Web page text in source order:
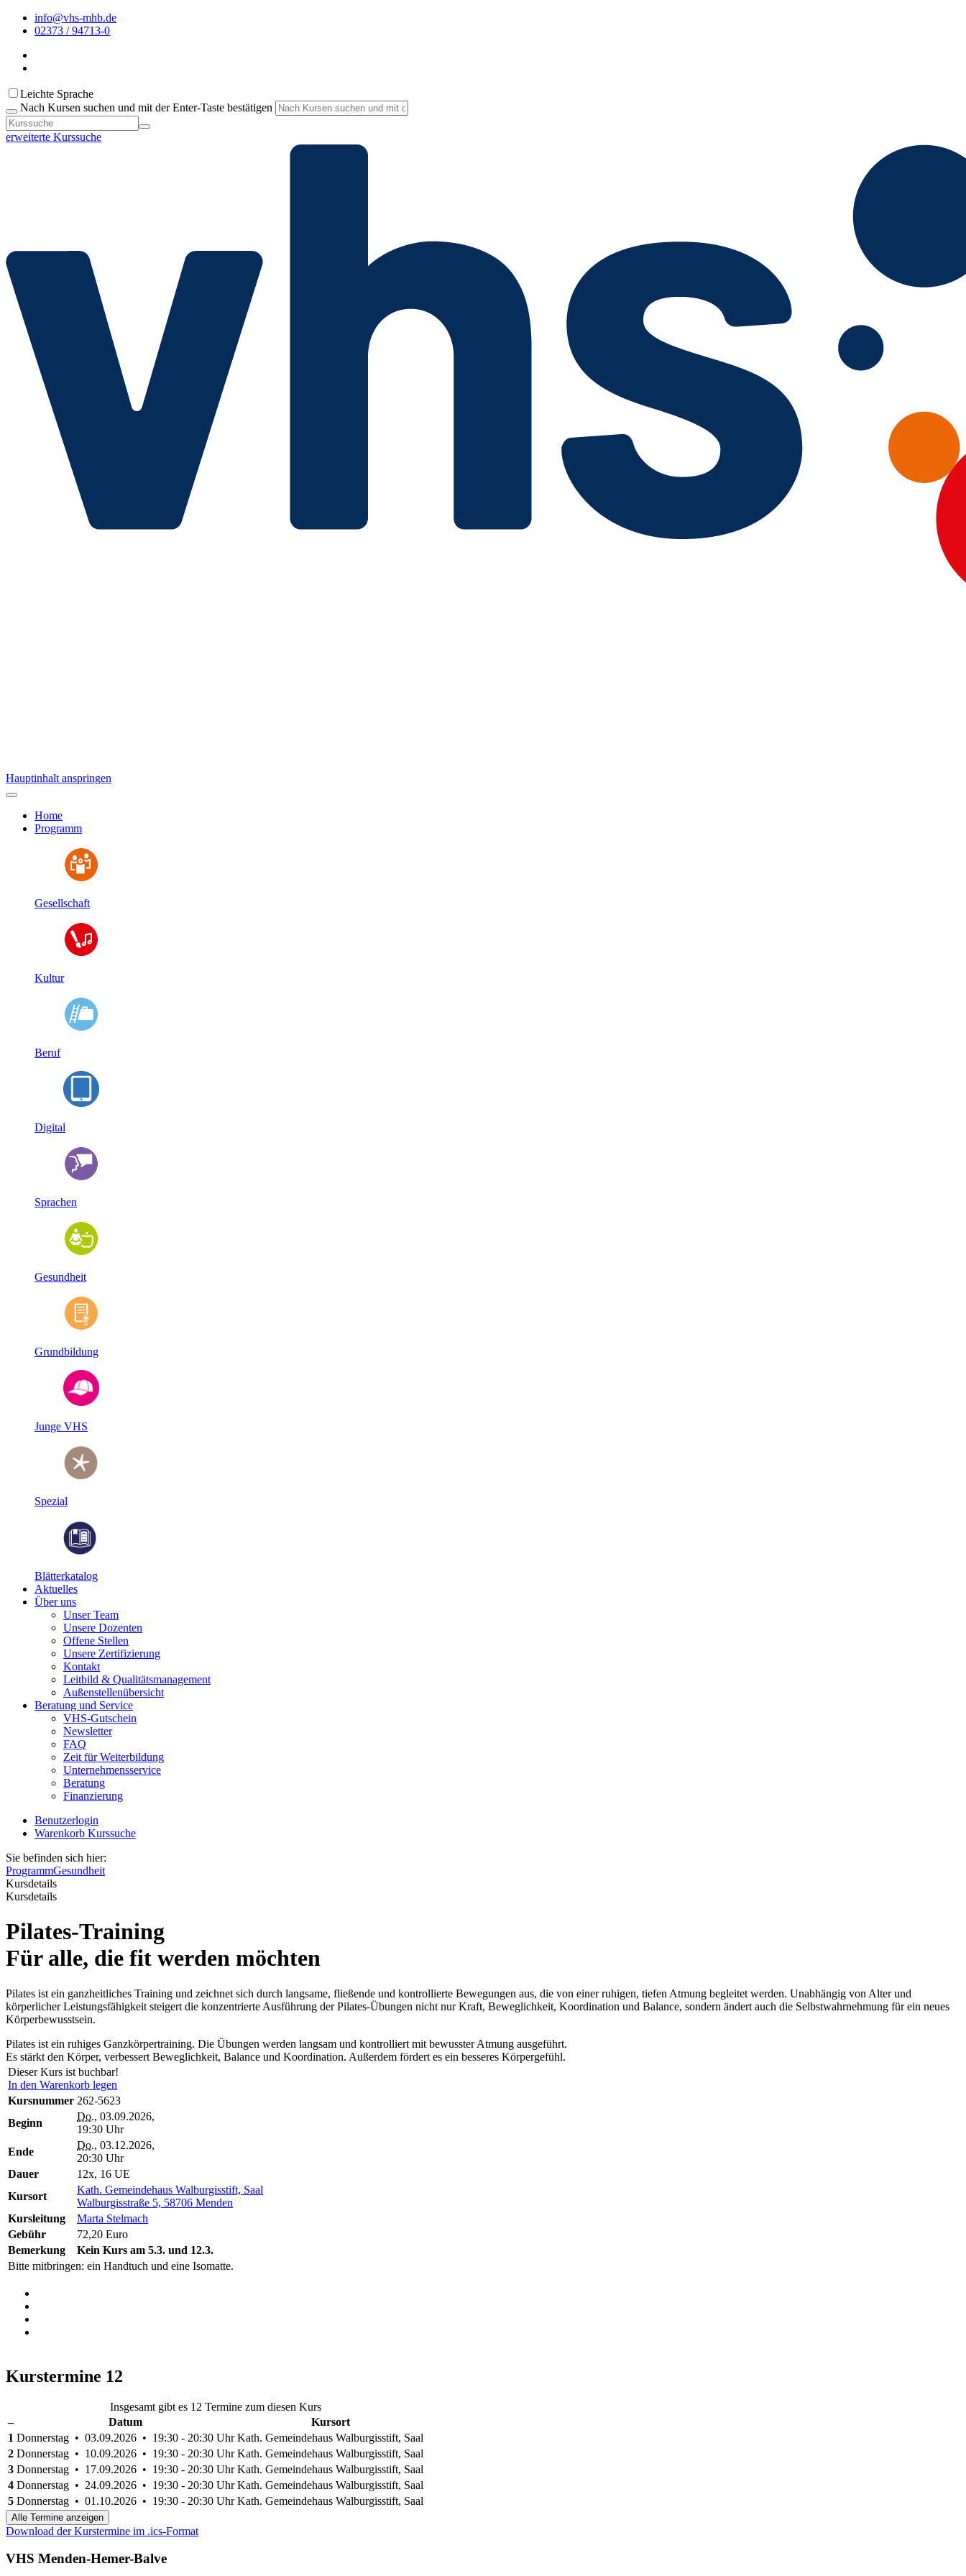
info@vhs-mhb.de
02373 / 94713-0
Leichte Sprache
Nach Kursen suchen und mit der Enter-Taste bestätigen
erweiterte Kurssuche
Hauptinhalt anspringen
Home
Programm
Gesellschaft
Kultur
Beruf
Digital
Sprachen
Gesundheit
Grundbildung
Junge VHS
Spezial
Blätterkatalog
Aktuelles
Über uns
Unser Team
Unsere Dozenten
Offene Stellen
Unsere Zertifizierung
Kontakt
Leitbild & Qualitätsmanagement
Außenstellenübersicht
Beratung und Service
VHS-Gutschein
Newsletter
FAQ
Zeit für Weiterbildung
Unternehmensservice
Beratung
Finanzierung
Benutzerlogin
Warenkorb Kurssuche
Sie befinden sich hier:
ProgrammGesundheit
Kursdetails
Kursdetails
Pilates-Training
Für alle, die fit werden möchten
Pilates ist ein ganzheitliches Training und zeichnet sich durch langsame, fließende und kontrollierte Bewegungen aus, die von einer ruhigen, tiefen Atmung begleitet werden. Unabhängig von Alter und
körperlicher Leistungsfähigkeit steigert die konzentrierte Ausführung der Pilates-Übungen nicht nur Kraft, Beweglichkeit, Koordination und Balance, sondern ändert auch die Selbstwahrnehmung für ein neues
Körperbewusstsein.
Pilates ist ein ruhiges Ganzkörpertraining. Die Übungen werden langsam und kontrolliert mit bewusster Atmung ausgeführt.
Es stärkt den Körper, verbessert Beweglichkeit, Balance und Koordination. Außerdem fördert es ein besseres Körpergefühl.
Dieser Kurs ist buchbar!
In den Warenkorb legen
Kursnummer 262-5623
Beginn
Do., 03.09.2026,
19:30 Uhr
Ende
Do., 03.12.2026,
20:30 Uhr
Dauer
12x, 16 UE
Kursort
Kath. Gemeindehaus Walburgisstift, Saal
Walburgisstraße 5, 58706 Menden
Kursleitung
Marta Stelmach
Gebühr
72,20 Euro
Bemerkung
Kein Kurs am 5.3. und 12.3.
Bitte mitbringen: ein Handtuch und eine Isomatte.
Kurstermine 12
Insgesamt gibt es 12 Termine zum diesen Kurs
–
Datum
Kursort
1 Donnerstag • 03.09.2026 • 19:30 - 20:30 Uhr Kath. Gemeindehaus Walburgisstift, Saal
2 Donnerstag • 10.09.2026 • 19:30 - 20:30 Uhr Kath. Gemeindehaus Walburgisstift, Saal
3 Donnerstag • 17.09.2026 • 19:30 - 20:30 Uhr Kath. Gemeindehaus Walburgisstift, Saal
4 Donnerstag • 24.09.2026 • 19:30 - 20:30 Uhr Kath. Gemeindehaus Walburgisstift, Saal
5 Donnerstag • 01.10.2026 • 19:30 - 20:30 Uhr Kath. Gemeindehaus Walburgisstift, Saal
Alle Termine anzeigen
Download der Kurstermine im .ics-Format
VHS Menden-Hemer-Balve